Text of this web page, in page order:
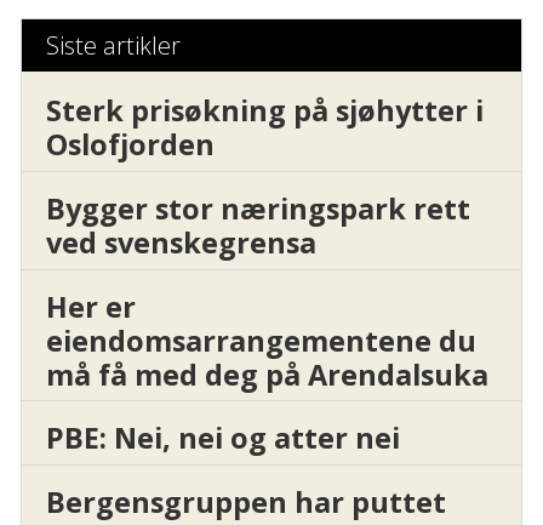
Siste artikler
Sterk prisøkning på sjøhytter i
Oslofjorden
Bygger stor næringspark rett
ved svenskegrensa
Her er
eiendomsarrangementene du
må få med deg på Arendalsuka
PBE: Nei, nei og atter nei
Bergensgruppen har puttet